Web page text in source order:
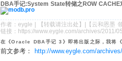
DBA手记:System State转储之ROW CACHE
作者： eygle 【转载请注出处 】|【 云和恩墨
链接： https://www.eygle.com/archives/2011/
在《Oracle DBA手记 3》即将出版之际，我将
前文参考：http://www.eygle.com/